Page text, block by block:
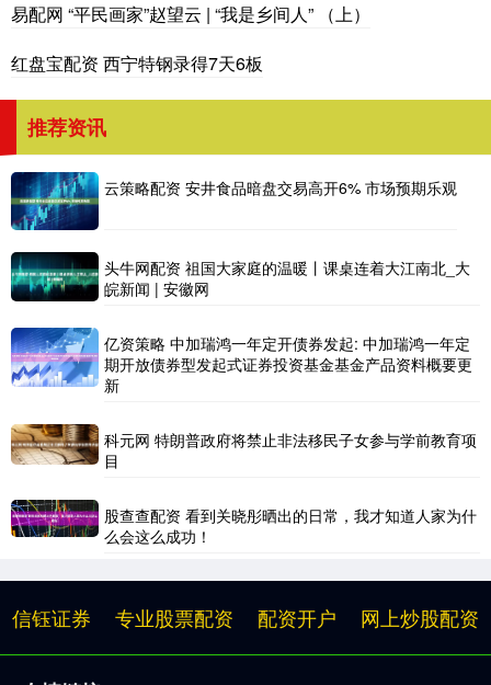
易配网 “平民画家”赵望云 | “我是乡间人” （上）
红盘宝配资 西宁特钢录得7天6板
推荐资讯
云策略配资 安井食品暗盘交易高开6% 市场预期乐观
头牛网配资 祖国大家庭的温暖丨课桌连着大江南北_大
皖新闻 | 安徽网
亿资策略 中加瑞鸿一年定开债券发起: 中加瑞鸿一年定
期开放债券型发起式证券投资基金基金产品资料概要更
新
科元网 特朗普政府将禁止非法移民子女参与学前教育项
目
股查查配资 看到关晓彤晒出的日常，我才知道人家为什
么会这么成功！
信钰证券 专业股票配资 配资开户 网上炒股配资